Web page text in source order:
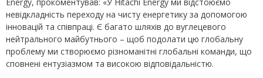
невідкладність переходу на чисту енергетику за допомогою
інновацій та співпраці. Є багато шляхів до вуглецевого
нейтрального майбутнього – щоб подолати цю глобальну
проблему ми створюємо різноманітні глобальні команди, що
сповнені ентузіазмом та високою відповідальністю.